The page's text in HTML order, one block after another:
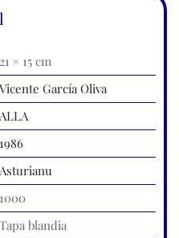
21 × 15 cm
Vicente García Oliva
ALLA
1986
Asturianu
1000
Tapa blandia